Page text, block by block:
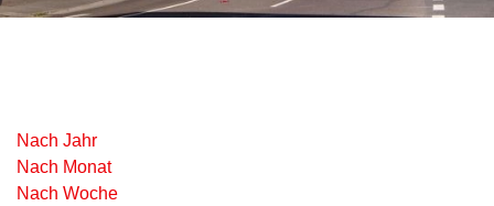
Nach Jahr
Nach Monat
Nach Woche